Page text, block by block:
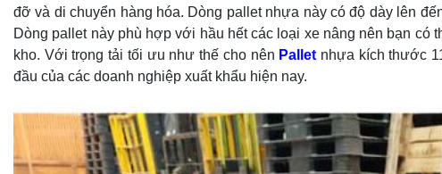
đỡ và di chuyển hàng hóa. Dòng pallet nhựa này có độ dày lên
Dòng pallet này phù hợp với hầu hết các loại xe nâng nên bạn có
kho. Với trọng tải tối ưu như thế cho nên Pallet nhựa kích thước
đầu của các doanh nghiệp xuất khẩu hiện nay.